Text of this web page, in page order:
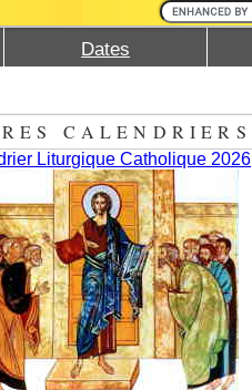
Dates
CALENDRIERS
Liturgique Catholique 2026